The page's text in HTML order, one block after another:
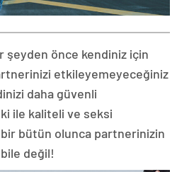
şeyden önce kendiniz için
etkileyemeyeceğiniz
daha güvenli
ile kaliteli ve seksi
bir bütün olunca partnerinizin
değil!